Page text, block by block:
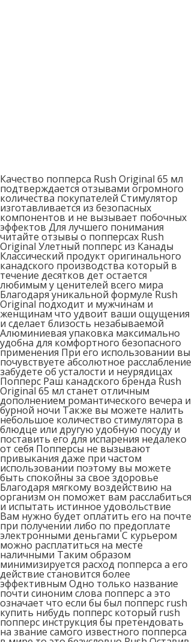
Качество попперса Rush Original 65 мл
подтверждается отзывами огромного
количества покупателей Стимулятор
изготавливается из безопасных
компонентов и не вызывает побочных
эффектов Для лучшего понимания
читайте отзывы о попперсах Rush
Original Улетный попперс из Канады
Классический продукт оригинального
канадского производства который в
течение десятков дет остается
любимым у ценителей всего мира
Благодаря уникальной формуле Rush
Original подходит и мужчинам и
женщинам что удвоит ваши ощущения
и сделает близость незабываемой
Алюминиевая упаковка максимально
удобна для комфортного безопасного
применения При его использовании вы
почувствуете абсолютное расслабление
забудете об усталости и неурядицах
Попперс Раш канадского бренда Rush
Original 65 мл станет отличным
дополнением романтического вечера и
бурной ночи Также вы можете налить
небольшое количество стимулятора в
блюдце или другую удобную посуду и
поставить его для испарения недалеко
от себя Попперсы не вызывают
привыкания даже при частом
использовании поэтому вы можете
быть спокойны за свое здоровье
Благодаря мягкому воздействию на
организм он поможет вам расслабиться
и испытать истинное удовольствие
Вам нужно будет оплатить его на почте
при получении либо по предоплате
электронными деньгами С курьером
можно расплатиться на месте
наличными Таким образом
минимизируется расход попперса а его
действие становится более
эффективным Одно только название
почти синоним слова попперс а это
означает что если бы был попперс rush
купить нибудь попперс который rush
попперс инструкция бы претендовать
на звание самого известного попперса